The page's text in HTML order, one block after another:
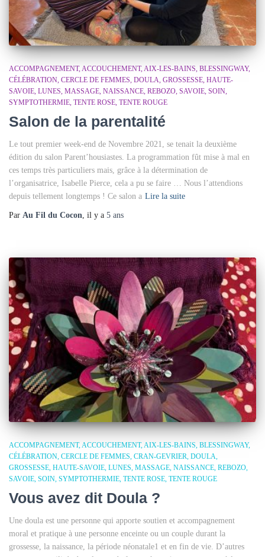
ACCOMPAGNEMENT ACCOUCHEMENT AIX-LES-BAINS BLESSINGWAY
CÉLÉBRATION CERCLE DE FEMMES DOULA GROSSESSE HAUTE-
SAVOIE LUNES MASSAGE NAISSANCE REBOZO SAVOIE SOIN
SYMPTOTHERMIE TENTE ROSE TENTE ROUGE
Salon de la parentalité
Le tout premier week-end de Novembre 2021, se tenait la deuxième
édition du salon Parent’housiastes. La programmation fût mise à mal en
ces temps très particuliers mais, grâce à la détermination de
l’organisatrice, Isabelle Pierce, cela a pu se faire … Nous l’attendions
depuis tellement longtemps ! Ce salon a Lire la suite
Par Au Fil du Cocon , il y a 5 ans
ACCOMPAGNEMENT ACCOUCHEMENT AIX-LES-BAINS BLESSINGWAY
CÉLÉBRATION CERCLE DE FEMMES CRAN-GEVRIER DOULA
GROSSESSE HAUTE-SAVOIE LUNES MASSAGE NAISSANCE REBOZO
SAVOIE SOIN SYMPTOTHERMIE TENTE ROSE TENTE ROUGE
Vous avez dit Doula ?
Une doula est une personne qui apporte soutien et accompagnement
moral et pratique à une personne enceinte ou un couple durant la
grossesse, la naissance, la période néonatale1 et en fin de vie. D’autres